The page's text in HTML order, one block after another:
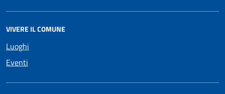
VIVERE IL COMUNE
Luoghi
Eventi